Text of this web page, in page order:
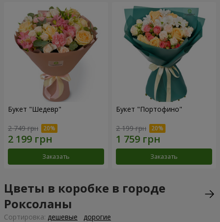
Букет "Шедевр"
2 749 грн
Заказать
Букет "Портофино"
2 199 грн
Заказать
Цветы в коробке в городе
Роксоланы
Cортировка: дешевые дорогие